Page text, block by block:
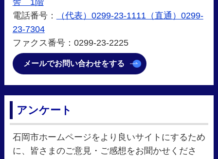
舎 1階
電話番号：
（代表）0299-23-1111（直通）0299-
23-7304
ファクス番号：0299-23-2225
メールでお問い合わせをする
アンケート
石岡市ホームページをより良いサイトにするため
に、皆さまのご意見・ご感想をお聞かせくださ